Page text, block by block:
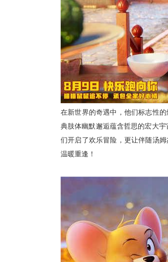
在新世界的奇遇中，他们标志性的
典肢体幽默邂逅蕴含哲思的宏大
们开启了欢乐冒险，更让伴随汤
温暖重逢！